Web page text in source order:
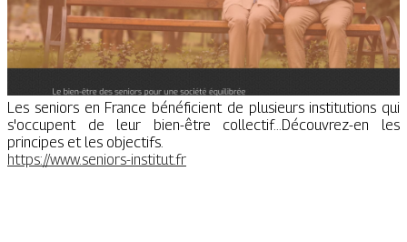
Les seniors en France bénéficient de plusieurs institutions qui
s'occupent de leur bien-être collectif...Découvrez-en les
principes et les objectifs.
https://www.seniors-institut.fr